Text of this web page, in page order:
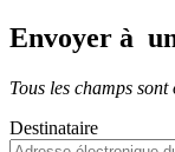
Envoyer à
Tous les champs
Destinataire